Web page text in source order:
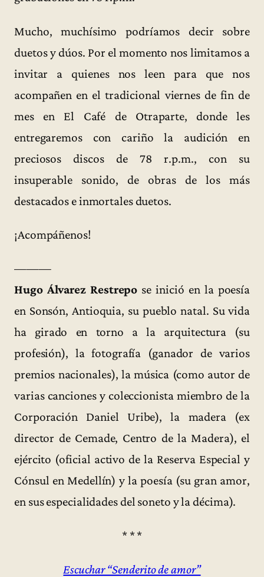
Mucho, muchísimo podríamos decir sobre
duetos y dúos. Por el momento nos limitamos a
invitar a quienes nos leen para que nos
acompañen en el tradicional viernes de fin de
mes en El Café de Otraparte, donde les
entregaremos con cariño la audición en
preciosos discos de 78 r.p.m., con su
insuperable sonido, de obras de los más
destacados e inmortales duetos.
¡Acompáñenos!
———
Hugo Álvarez Restrepo se inició en la poesía
en Sonsón, Antioquia, su pueblo natal. Su vida
ha girado en torno a la arquitectura (su
profesión), la fotografía (ganador de varios
premios nacionales), la música (como autor de
varias canciones y coleccionista miembro de la
Corporación Daniel Uribe), la madera (ex
director de Cemade, Centro de la Madera), el
ejército (oficial activo de la Reserva Especial y
Cónsul en Medellín) y la poesía (su gran amor,
en sus especialidades del soneto y la décima).
* * *
Escuchar “Senderito de amor”